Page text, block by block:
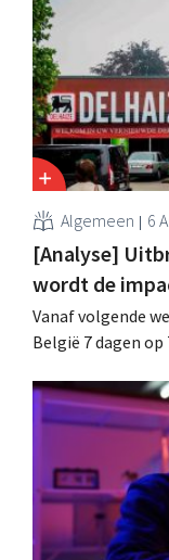
datalek.
wachtwoorden
Algemeen 6
[Analyse]
wordt de
Vanaf volgende
België 7 dagen
arbeidswetgeving
speelveld?